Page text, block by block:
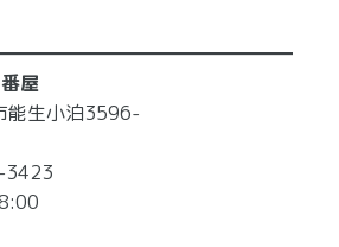
屋
能生小泊3596-
3423